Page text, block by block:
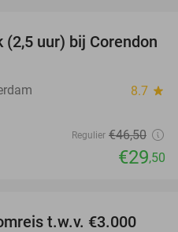
37%
(2,5 uur) bij Corendon
8.7 star
Regulier €46,50
€29,50
t.w.v. €3.000